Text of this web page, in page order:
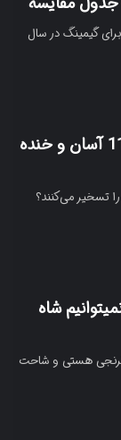
گیمینگ در سال
15 سخت ترین چیستان کوتاه با جواب+ 11 آسان و خنده
تسخیر می‌کنند؟
شاه
هستی و شاحت